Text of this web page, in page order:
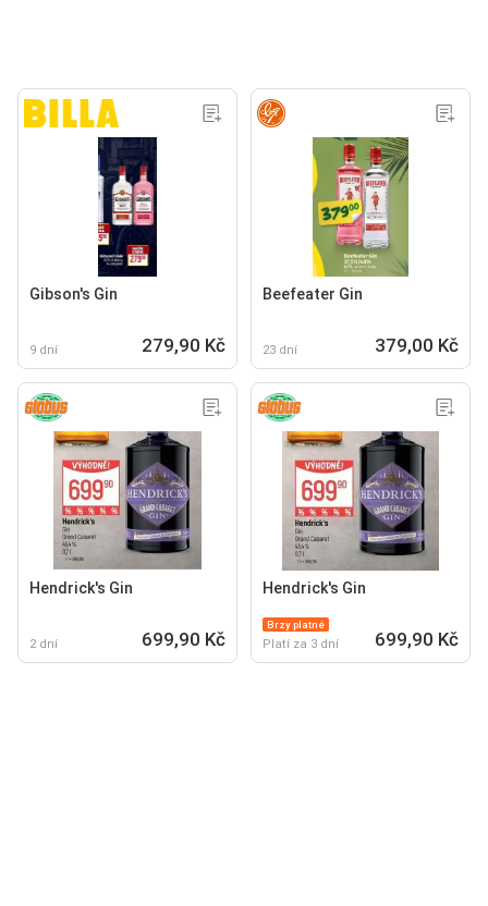
Gibson's Gin
9 dní 279,90 Kč
Beefeater Gin
23 dní 379,00 Kč
Hendrick's Gin
2 dní 699,90 Kč
Hendrick's Gin
Brzy platné
Platí za 3 dní 699,90 Kč